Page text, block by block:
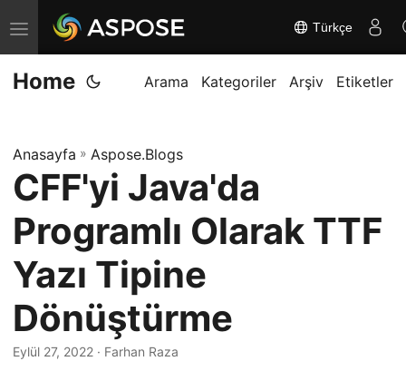
G
e
z
m
e
i
d
e
ğ
i
ş
Türkçe
Home Arama Kategoriler Arşiv Etiketler
Anasayfa » Aspose.Blogs
CFF'yi Java'da
Programlı Olarak TTF
Yazı Tipine
Dönüştürme
Eylül 27, 2022 · Farhan Raza